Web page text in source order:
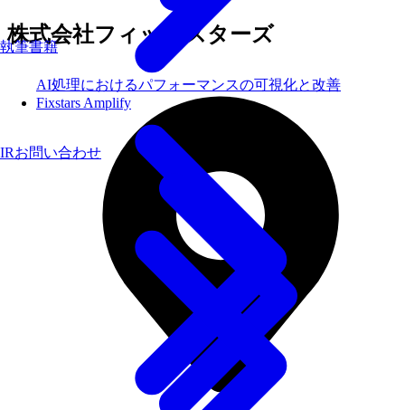
執筆書籍
AI処理におけるパフォーマンスの可視化と改善
Fixstars Amplify
IRお問い合わせ
株式会社フィックスターズ